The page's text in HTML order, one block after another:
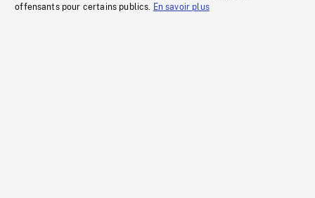
offensants pour certains publics. En savoir plus